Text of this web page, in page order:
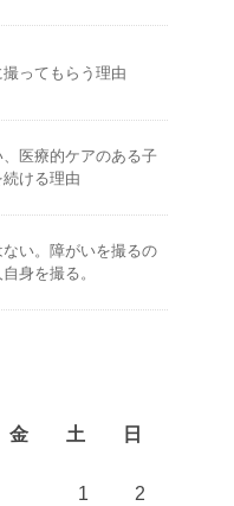
ってもらう理由
医療的ケアのある子
ける理由
い。障がいを撮るの
身を撮る。
金 土 日
1 2